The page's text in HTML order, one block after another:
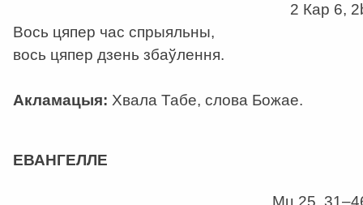
2 Кар 6,
Вось цяпер час спрыяльны,
вось цяпер дзень збаўлення.
Акламацыя: Хвала Табе, слова Божае.
ЕВАНГЕЛЛЕ
Мц 25,